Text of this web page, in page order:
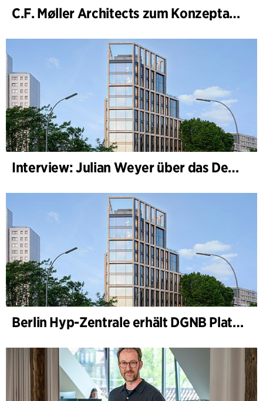
C.F. Møller Architects zum Konzeptarchitekten für das National Museum Cardiff ernannt
Interview: Julian Weyer über das Design von B-One
Berlin Hyp-Zentrale erhält DGNB Platin und Diamant für klimafreundliche Architektur auf höchstem Niveau